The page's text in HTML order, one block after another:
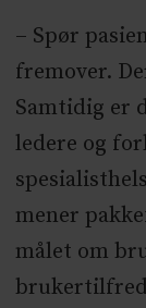
– Spør
fremover.
Samtidig er
ledere og
mener
målet om